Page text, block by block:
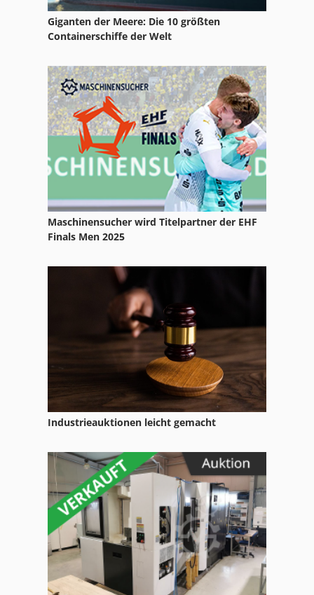
Kemppi Kempak 200
Kemppi Kempomat 2500
Kemppi Minarctig 180
Kemppi Mp 2400
Kemppi Pro 3000
Kemppi Pro 4000
Kemppi Pro 4200
Kemppi Pro Mig 530
Kemppi Ra 350
Giganten der Meere: Die 10 größten
Containerschiffe der Welt
Maschinensucher wird Titelpartner der EHF
Finals Men 2025
Industrieauktionen leicht gemacht